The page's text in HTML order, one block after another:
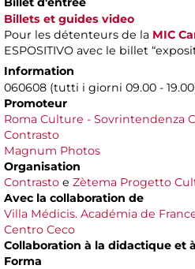
Billets et guides video
Pour les détenteurs de la MIC
ESPOSITIVO avec le billet
Information
060608 (tutti i giorni 09.00 -
Promoteur
Roma Culture - Sovrintendenza
Contrasto
Magnum Photos
Organisation
Contrasto e Zètema Progetto
Avec la collaboration de
Villa Médicis. Académia de
Centro Ceco
Collaboration à la didactique et
Forma